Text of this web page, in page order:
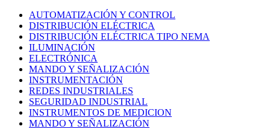
AUTOMATIZACIÓN Y CONTROL
DISTRIBUCIÓN ELÉCTRICA
DISTRIBUCIÓN ELÉCTRICA TIPO NEMA
ILUMINACIÓN
ELECTRÓNICA
MANDO Y SEÑALIZACIÓN
INSTRUMENTACIÓN
REDES INDUSTRIALES
SEGURIDAD INDUSTRIAL
INSTRUMENTOS DE MEDICION
MANDO Y SEÑALIZACIÓN